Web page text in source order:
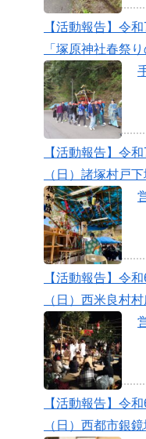
【活動報告】令
「塚原神社春祭
【活動報告】令
（日）諸塚村戸
【活動報告】令
（日）西米良村
【活動報告】令
（日）西都市銀